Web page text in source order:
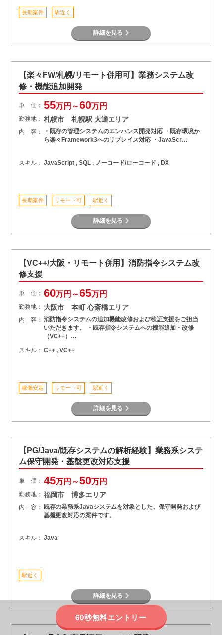
長期案件 駅近く
詳細を見る
【楽々FW/札幌/リモート併用可】業務システム改
修・機能追加開発
単 価： 55万円～60万円
勤務地： 札幌市 札幌駅 大通エリア
内 容：
・既存の管理システムのエンハンス開発対応 ・既存環境か
ら楽々Framework3へのリプレイス対応 ・JavaScr…
スキル： JavaScript , SQL , ノーコード/ローコード , DX
長期案件 リモート可 駅近く
詳細を見る
【VC++/大阪・リモート併用】消防指令システム改
修支援
単 価： 60万円～65万円
勤務地： 大阪市 本町 心斎橋エリア
内 容： 消防指令システムの追加機能改修および検証支援をご担当
いただきます。 ・既存指令システムへの機能追加・改修
（VC++）…
スキル： C++ , VC++
稼働安定 リモート可 駅近く
詳細を見る
【PG/Java/既存システムの解析経験】業務系システ
ム保守開発・基盤更改対応支援
単 価： 45万円～50万円
勤務地： 福岡市 博多エリア
内 容：
既存の業務系Javaシステムを対象とした、保守開発および
基盤更改対応の案件です。
スキル： Java
駅近く
詳細を見る
60秒無料エントリー